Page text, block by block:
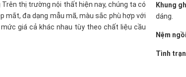
thị trường nội thất hiện nay, chúng ta có
mắt, đa dạng mẫu mã, màu sắc phù hợp với
giá cả khác nhau tùy theo chất liệu cầu
Khung
dáng.
Nệm ngồi
Tình